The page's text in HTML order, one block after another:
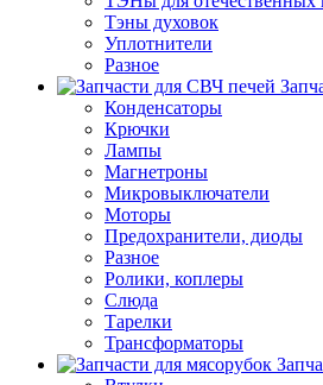
Тэны духовок
Уплотнители
Разное
Конденсаторы
Крючки
Лампы
Магнетроны
Микровыключатели
Моторы
Предохранители, диоды
Разное
Ролики, коплеры
Слюда
Тарелки
Трансформаторы